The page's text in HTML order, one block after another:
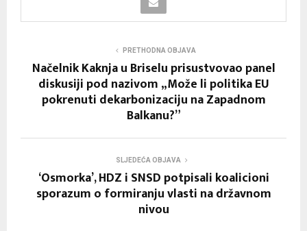
PRETHODNA OBJAVA
Načelnik Kaknja u Briselu prisustvovao panel
diskusiji pod nazivom „Može li politika EU
pokrenuti dekarbonizaciju na Zapadnom
Balkanu?”
SLJEDEĆA OBJAVA
‘Osmorka’, HDZ i SNSD potpisali koalicioni
sporazum o formiranju vlasti na državnom
nivou